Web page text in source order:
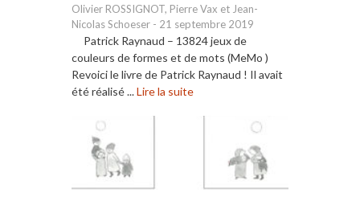
Olivier ROSSIGNOT, Pierre Vax et Jean-
Nicolas Schoeser - 21 septembre 2019
Patrick Raynaud – 13824 jeux de
couleurs de formes et de mots (MeMo )
Revoici le livre de Patrick Raynaud ! Il avait
été réalisé ...Lire la suite